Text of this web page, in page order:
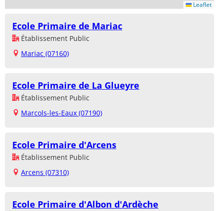
Leaflet
Ecole Primaire de Mariac
Établissement Public
Mariac (07160)
Ecole Primaire de La Glueyre
Établissement Public
Marcols-les-Eaux (07190)
Ecole Primaire d'Arcens
Établissement Public
Arcens (07310)
Ecole Primaire d'Albon d'Ardèche